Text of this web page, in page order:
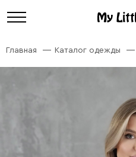
Главная Каталог одежды